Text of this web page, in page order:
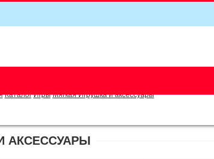
Каталог Игры Мягкая Игрушка и аксессуары
АКСЕССУАРЫ